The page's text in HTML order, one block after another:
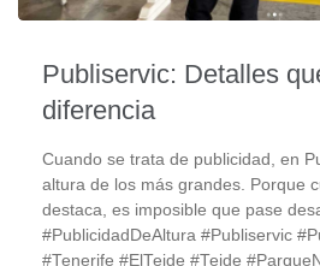
Publiservic: Detalles
diferencia
Cuando se trata de publicidad, en
altura de los más grandes. Porque
destaca, es imposible que pase
#PublicidadDeAltura #Publiservic
#Tenerife #ElTeide #Teide